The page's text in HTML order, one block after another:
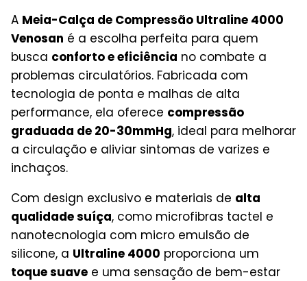
A Meia-Calça de Compressão Ultraline 4000
Venosan é a escolha perfeita para quem
busca conforto e eficiência no combate a
problemas circulatórios. Fabricada com
tecnologia de ponta e malhas de alta
performance, ela oferece compressão
graduada de 20-30mmHg, ideal para melhorar
a circulação e aliviar sintomas de varizes e
inchaços.
Com design exclusivo e materiais de alta
qualidade suíça, como microfibras tactel e
nanotecnologia com micro emulsão de
silicone, a Ultraline 4000 proporciona um
toque suave e uma sensação de bem-estar